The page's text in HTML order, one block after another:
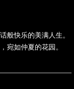
般快乐的美满人生。
宛如仲夏的花园。